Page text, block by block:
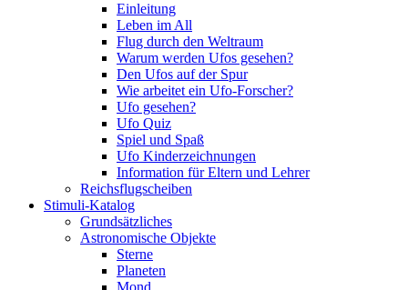
Einleitung
Leben im All
Flug durch den Weltraum
Warum werden Ufos gesehen?
Den Ufos auf der Spur
Wie arbeitet ein Ufo-Forscher?
Ufo gesehen?
Ufo Quiz
Spiel und Spaß
Ufo Kinderzeichnungen
Information für Eltern und Lehrer
Reichsflugscheiben
Stimuli-Katalog
Grundsätzliches
Astronomische Objekte
Sterne
Planeten
Mond